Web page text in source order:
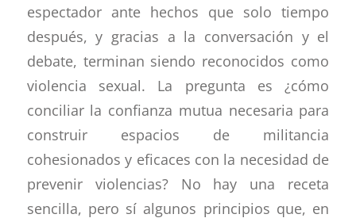
espectador ante hechos que solo tiempo
después, y gracias a la conversación y el
debate, terminan siendo reconocidos como
violencia sexual. La pregunta es ¿cómo
conciliar la confianza mutua necesaria para
construir espacios de militancia
cohesionados y eficaces con la necesidad de
prevenir violencias? No hay una receta
sencilla, pero sí algunos principios que, en